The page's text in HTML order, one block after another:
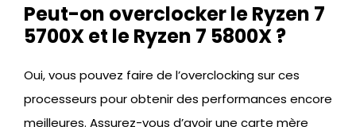
Peut-on overclocker le Ryzen 7
5700X et le Ryzen 7 5800X ?
Oui, vous pouvez faire de l’overclocking sur ces
processeurs pour obtenir des performances encore
meilleures. Assurez-vous d’avoir une carte mère